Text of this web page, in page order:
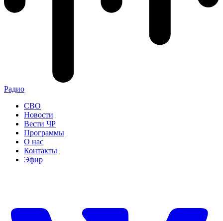
Радио
СВО
Новости
Вести ЧР
Программы
О нас
Контакты
Эфир